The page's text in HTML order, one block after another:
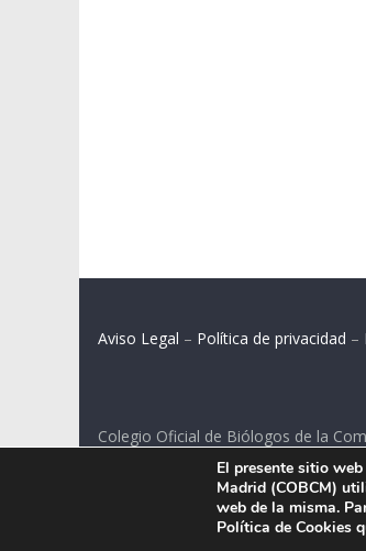
Aviso Legal – Política de privacidad –
Colegio Oficial de Biólogos de la
C/ Santa Engracia 108, 2º int.izq.
El presente sitio
Madrid (COBCM)
web de la misma.
Política de Cookies